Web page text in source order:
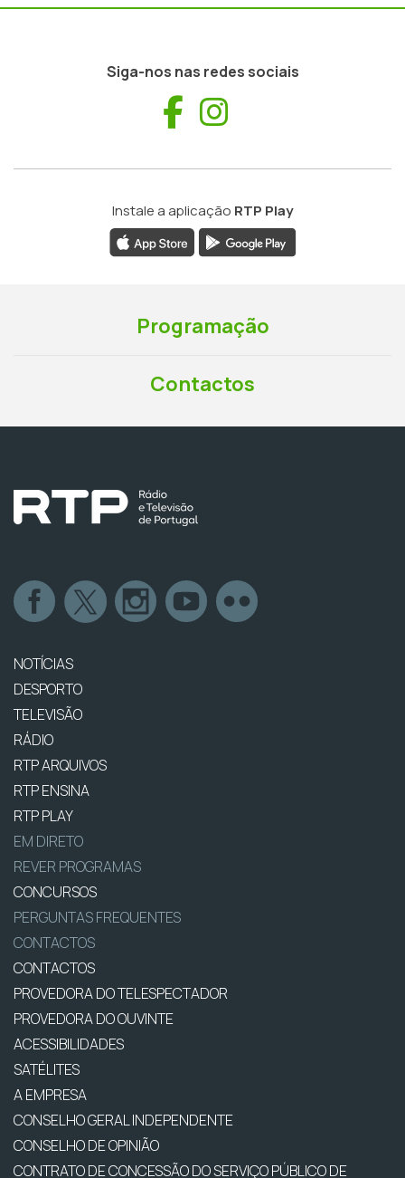
Siga-nos nas redes sociais
Facebook
Instale a aplicação RTP Play
Programação
Contactos
NOTÍCIAS
DESPORTO
TELEVISÃO
RÁDIO
RTP ARQUIVOS
RTP ENSINA
RTP PLAY
EM DIRETO
REVER PROGRAMAS
CONCURSOS
PERGUNTAS FREQUENTES
CONTACTOS
CONTACTOS
PROVEDORA DO TELESPECTADOR
PROVEDORA DO OUVINTE
ACESSIBILIDADES
SATÉLITES
A EMPRESA
CONSELHO GERAL INDEPENDENTE
CONSELHO DE OPINIÃO
CONTRATO DE CONCESSÃO DO SERVIÇO PÚBLICO DE